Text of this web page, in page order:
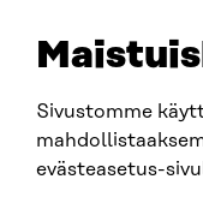
Sivustomme
evästeasetus-